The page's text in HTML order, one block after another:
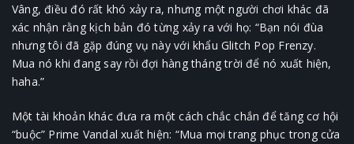
Vâng, điều đó rất khó xảy ra, nhưng một người chơi khác đã
xác nhận rằng kịch bản đó từng xảy ra với họ: “Bạn nói đùa
nhưng tôi đã gặp đúng vụ này với khẩu Glitch Pop Frenzy.
Mua nó khi đang say rồi đợi hàng tháng trời để nó xuất hiện,
haha.”
Một tài khoản khác đưa ra một cách chắc chắn để tăng cơ hội
“buộc” Prime Vandal xuất hiện: “Mua mọi trang phục trong cửa